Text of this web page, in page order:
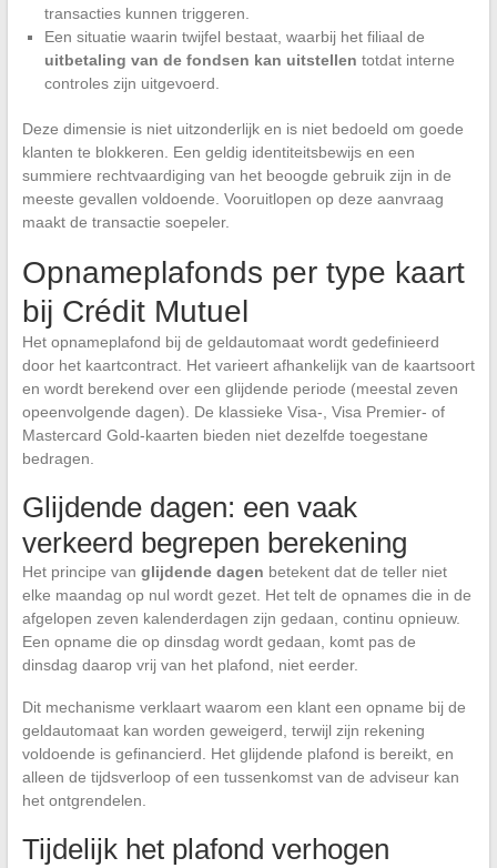
transacties kunnen triggeren.
Een situatie waarin twijfel bestaat, waarbij het filiaal de
uitbetaling van de fondsen kan uitstellen totdat interne
controles zijn uitgevoerd.
Deze dimensie is niet uitzonderlijk en is niet bedoeld om goede
klanten te blokkeren. Een geldig identiteitsbewijs en een
summiere rechtvaardiging van het beoogde gebruik zijn in de
meeste gevallen voldoende. Vooruitlopen op deze aanvraag
maakt de transactie soepeler.
Opnameplafonds per type kaart
bij Crédit Mutuel
Het opnameplafond bij de geldautomaat wordt gedefinieerd
door het kaartcontract. Het varieert afhankelijk van de kaartsoort
en wordt berekend over een glijdende periode (meestal zeven
opeenvolgende dagen). De klassieke Visa-, Visa Premier- of
Mastercard Gold-kaarten bieden niet dezelfde toegestane
bedragen.
Glijdende dagen: een vaak
verkeerd begrepen berekening
Het principe van glijdende dagen betekent dat de teller niet
elke maandag op nul wordt gezet. Het telt de opnames die in de
afgelopen zeven kalenderdagen zijn gedaan, continu opnieuw.
Een opname die op dinsdag wordt gedaan, komt pas de
dinsdag daarop vrij van het plafond, niet eerder.
Dit mechanisme verklaart waarom een klant een opname bij de
geldautomaat kan worden geweigerd, terwijl zijn rekening
voldoende is gefinancierd. Het glijdende plafond is bereikt, en
alleen de tijdsverloop of een tussenkomst van de adviseur kan
het ontgrendelen.
Tijdelijk het plafond verhogen